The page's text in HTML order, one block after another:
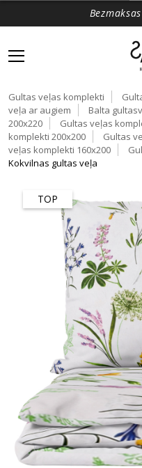
Gultas veļas komplekti
veļa ar augiem
Balta
200x220
Gultas veļas
komplekti 200x200
Gultas
veļas komplekti 160x200
Kokvilnas gultas veļa
TOP